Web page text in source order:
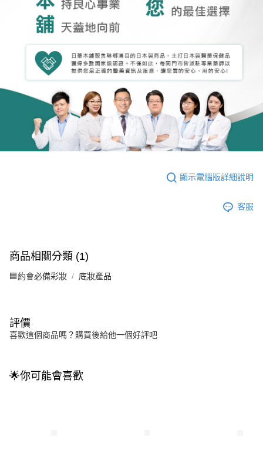
顯示電腦版詳細說明
客服
商品相關分類 (1)
🟦約會必備彩妝 底妝產品
評價
喜歡這個商品嗎？購買後給他一個好評吧
🌟你可能會喜歡